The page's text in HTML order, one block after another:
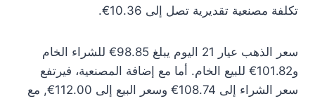
تكلفة مصنعية تقديرية تصل إلى 10.36€.
سعر الذهب عيار 21 اليوم يبلغ 98.85€ للشراء الخام
و101.82€ للبيع الخام. أما مع إضافة المصنعية، فيرتفع
سعر الشراء إلى 108.74€ وسعر البيع إلى 112.00€, مع